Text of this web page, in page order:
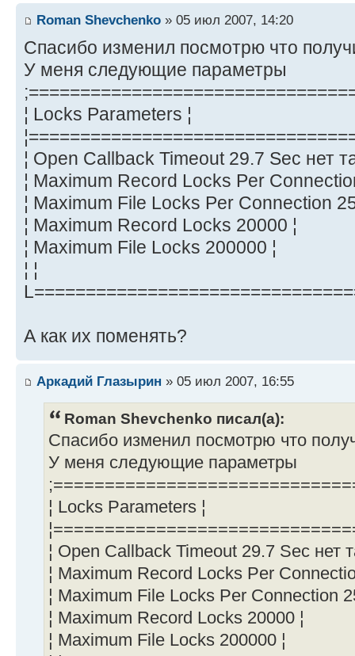
¦
¦ Maximum Record
¦
¦ Maximum File
¦
¦
Roman Shevchenko » 05 июл 2007, 14:20
Спасибо изменил посмотрю что
У меня следующие параметры
¦ Locks Parameters ¦
¦ Open Callback Timeout 29.7 Sec нет
¦ Maximum Record Locks Per
¦ Maximum File Locks Per Connection
¦ Maximum Record Locks 20000 ¦
¦ Maximum File Locks 200000 ¦
¦ ¦
А как их поменять?
Аркадий Глазырин » 05 июл 2007, 16:55
Roman Shevchenko писал(а):
Спасибо изменил посмотрю что
У меня следующие параметры
¦ Locks Parameters ¦
¦ Open Callback Timeout 29.7 Sec нет
¦ Maximum Record Locks Per
¦ Maximum File Locks Per Connection
¦ Maximum Record Locks 20000 ¦
¦ Maximum File Locks 200000 ¦